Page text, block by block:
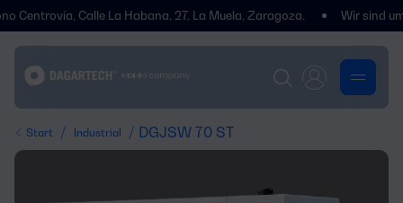
Calle La Habana, 27, La Muela, Zaragoza. Wir sind
Start / Industrial / DGJSW 70 ST